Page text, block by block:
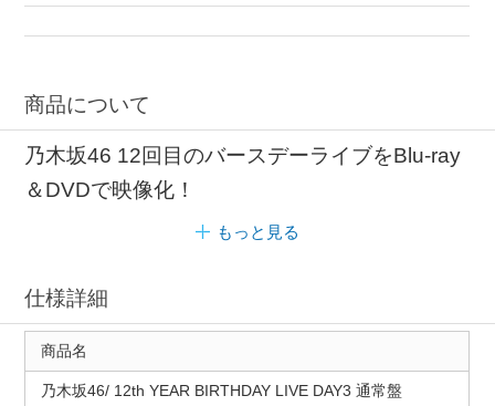
商品について
乃木坂46 12回目のバースデーライブをBlu-ray
＆DVDで映像化！
もっと見る
仕様詳細
商品名
乃木坂46/ 12th YEAR BIRTHDAY LIVE DAY3 通常盤